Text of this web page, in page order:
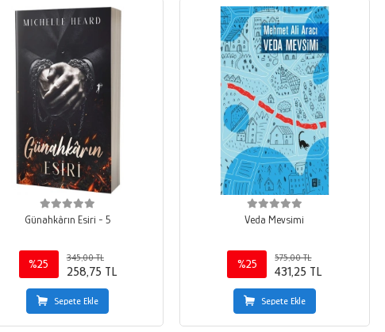
Günahkârın Esiri - 5
%25
345,00 TL
258,75 TL
Sepete Ekle
Veda Mevsimi
%25
575,00 TL
431,25 TL
Sepete Ekle